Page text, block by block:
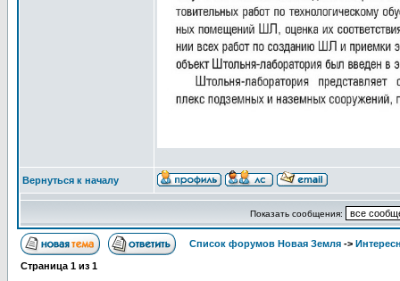
Вернуться к началу
Показать сообщения:
Список форумов Новая Земля ->
Страница 1 из 1